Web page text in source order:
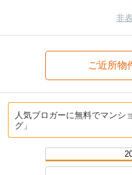
非
ご近所物
人気ブロガーに無料でマンシ
グ」